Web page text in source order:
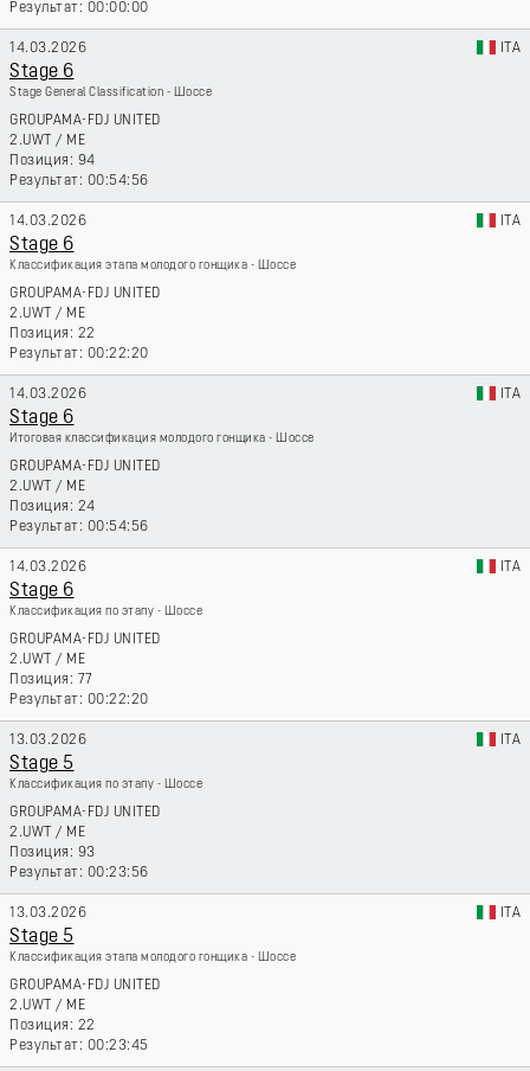
00:00:00
14.03.2026 ITA
Stage 6
Stage General Classification - Шоссе
GROUPAMA-FDJ UNITED
2.UWT / ME
94
00:54:56
14.03.2026 ITA
Stage 6
Классификация этапа молодого гонщика - Шоссе
GROUPAMA-FDJ UNITED
2.UWT / ME
22
00:22:20
14.03.2026 ITA
Stage 6
Итоговая классификация молодого гонщика - Шоссе
GROUPAMA-FDJ UNITED
2.UWT / ME
24
00:54:56
14.03.2026 ITA
Stage 6
Классификация по этапу - Шоссе
GROUPAMA-FDJ UNITED
2.UWT / ME
77
00:22:20
13.03.2026 ITA
Stage 5
Классификация по этапу - Шоссе
GROUPAMA-FDJ UNITED
2.UWT / ME
93
00:23:56
13.03.2026 ITA
Stage 5
Классификация этапа молодого гонщика - Шоссе
GROUPAMA-FDJ UNITED
2.UWT / ME
22
00:23:45